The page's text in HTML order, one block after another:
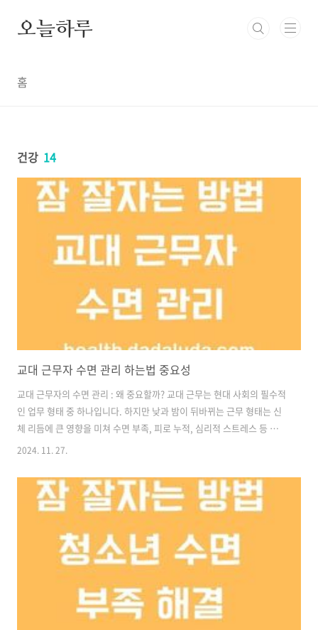
오늘하루
홈
건강 14
교대 근무자 수면 관리 하는법 중요성
교대 근무자의 수면 관리 : 왜 중요할까? 교대 근무는 현대 사회의 필수적
인 업무 형태 중 하나입니다. 하지만 낮과 밤이 뒤바뀌는 근무 형태는 신
체 리듬에 큰 영향을 미쳐 수면 부족, 피로 누적, 심리적 스트레스 등 다양
한 문제를 초래합니다. 특히 수면은 신체 회복과 정신적 안정을 위해 꼭
적입니다. 이번 글에서는 교대 근무자의 수면 관리 방법과 그 중요성에
대해 알아보겠습니다. 교대 근무가 수면에 미치는 영향교대 근무는 자
연적인 생체 리듬(서캐디안 리듬)을 방해합니다. 우리 몸은 낮에 활동하
고 밤에 휴식하도록 설계되어 있는데, 교대 근무로 인해 이 리듬이 깨지
면서 수면의 질이 저하됩니다. 불규칙한 수면 시간교대 근무자는 정해진
2024. 11. 27.